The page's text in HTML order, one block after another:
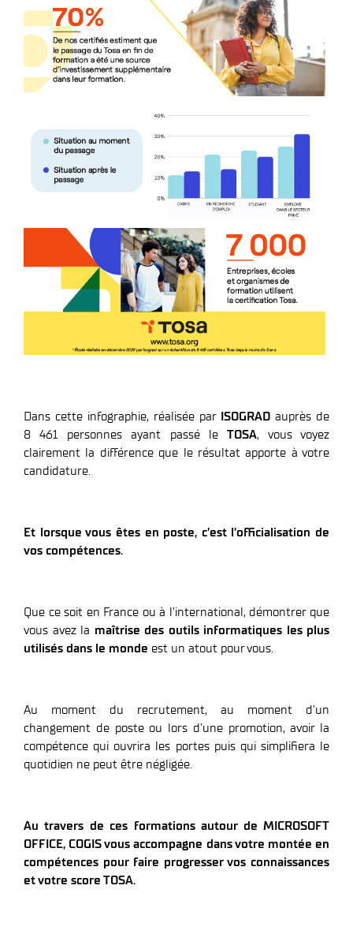
Dans cette infographie, réalisée par ISOGRAD auprès de
8 461 personnes ayant passé leTOSA, vous voyez
clairement la différence que le résultat apporte à votre
candidature.
Et lorsque vous êtes en poste, c’est l’officialisation de
vos compétences.
Que ce soit en France ou à l’international, démontrer que
vous avez la maîtrise des outils informatiques les plus
utilisés dans le monde est un atout pour vous.
Au moment du recrutement, au moment d’un
changement de poste ou lors d’une promotion, avoir la
compétence qui ouvrira les portes puis qui simplifiera le
quotidien ne peut être négligée.
Au travers de ces formations autour de MICROSOFT
OFFICE, COGIS vous accompagne dans votre montée en
compétences pour faire progresser vos connaissances
et votre score TOSA.